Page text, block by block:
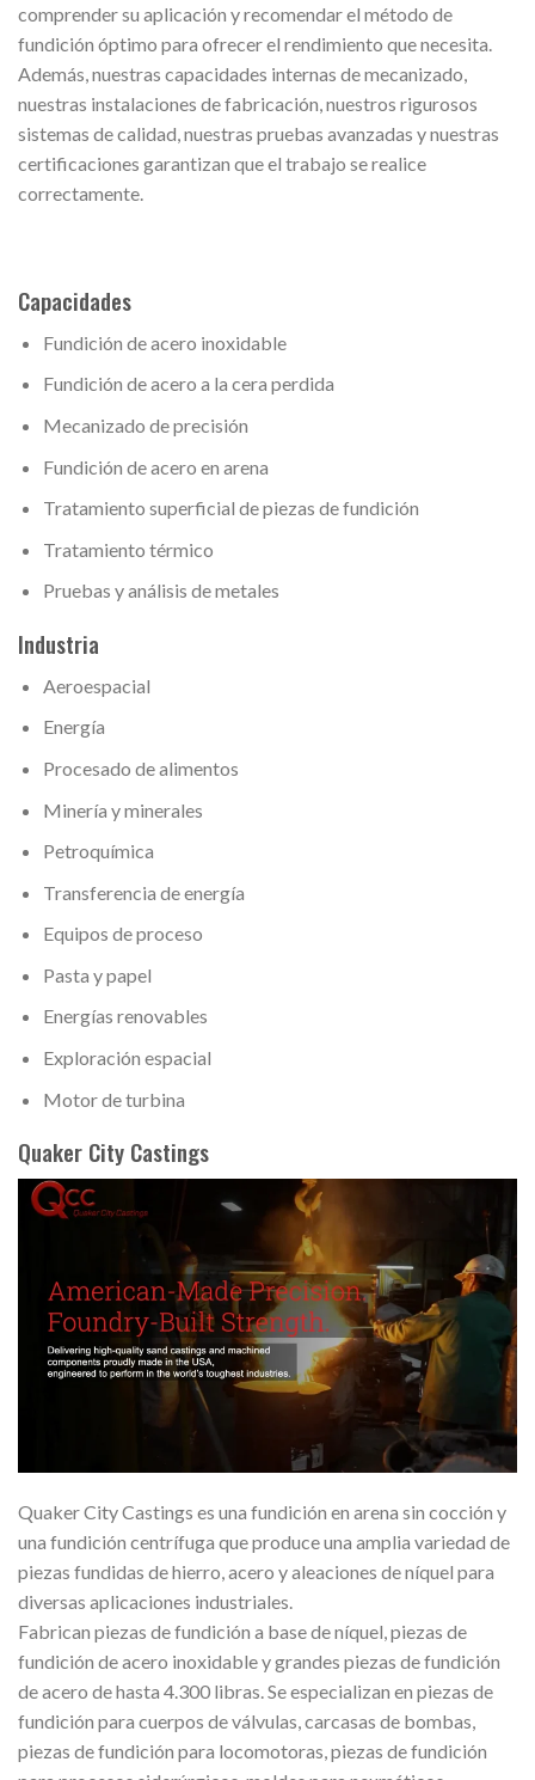
comprender su aplicación y recomendar el método de
fundición óptimo para ofrecer el rendimiento que necesita.
Además, nuestras capacidades internas de mecanizado,
nuestras instalaciones de fabricación, nuestros rigurosos
sistemas de calidad, nuestras pruebas avanzadas y nuestras
certificaciones garantizan que el trabajo se realice
correctamente.
Capacidades
Fundición de acero inoxidable
Fundición de acero a la cera perdida
Mecanizado de precisión
Fundición de acero en arena
Tratamiento superficial de piezas de fundición
Tratamiento térmico
Pruebas y análisis de metales
Industria
Aeroespacial
Energía
Procesado de alimentos
Minería y minerales
Petroquímica
Transferencia de energía
Equipos de proceso
Pasta y papel
Energías renovables
Exploración espacial
Motor de turbina
Quaker City Castings
Quaker City Castings es una fundición en arena sin cocción y
una fundición centrífuga que produce una amplia variedad de
piezas fundidas de hierro, acero y aleaciones de níquel para
diversas aplicaciones industriales.
Fabrican piezas de fundición a base de níquel, piezas de
fundición de acero inoxidable y grandes piezas de fundición
de acero de hasta 4.300 libras. Se especializan en piezas de
fundición para cuerpos de válvulas, carcasas de bombas,
piezas de fundición para locomotoras, piezas de fundición